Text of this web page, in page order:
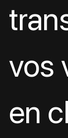
vos
en